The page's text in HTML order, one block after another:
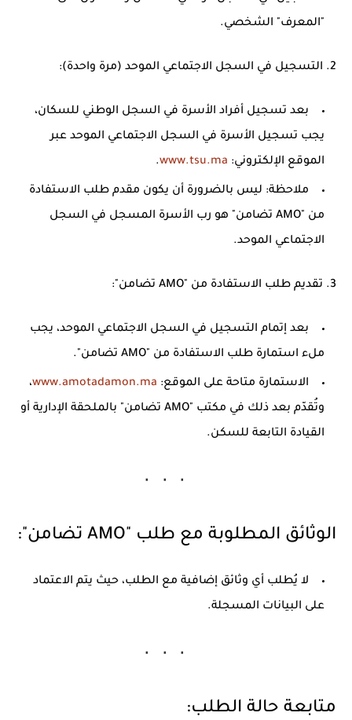
"المعرف" الشخصي.
2. التسجيل في السجل الاجتماعي الموحد (مرة واحدة):
بعد تسجيل أفراد الأسرة في السجل الوطني للسكان،
يجب تسجيل الأسرة في السجل الاجتماعي الموحد عبر
الموقع الإلكتروني: www.tsu.ma
.
ملاحظة: ليس بالضرورة أن يكون مقدم طلب الاستفادة
من "AMO تضامن" هو رب الأسرة المسجل في السجل
الاجتماعي الموحد.
3. تقديم طلب الاستفادة من "AMO تضامن":
بعد إتمام التسجيل في السجل الاجتماعي الموحد، يجب
ملء استمارة طلب الاستفادة من "AMO تضامن".
الاستمارة متاحة على الموقع: www.amotadamon.ma،
وتُقدّم بعد ذلك في مكتب "AMO تضامن" بالملحقة الإدارية أو
القيادة التابعة للسكن.
الوثائق المطلوبة مع طلب "AMO تضامن":
لا يُطلب أي وثائق إضافية مع الطلب، حيث يتم الاعتماد
على البيانات المسجلة.
متابعة حالة الطلب: